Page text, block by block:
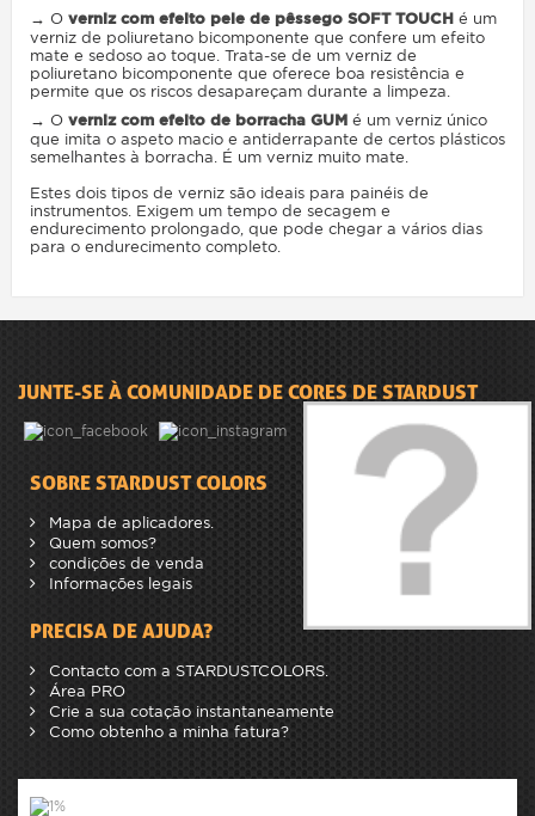
→ O verniz com efeito pele de pêssego SOFT TOUCH é um
verniz de poliuretano bicomponente que confere um efeito
mate e sedoso ao toque. Trata-se de um verniz de
poliuretano bicomponente que oferece boa resistência e
permite que os riscos desapareçam durante a limpeza.
→ O verniz com efeito de borracha GUM é um verniz único
que imita o aspeto macio e antiderrapante de certos plásticos
semelhantes à borracha. É um verniz muito mate.
Estes dois tipos de verniz são ideais para painéis de
instrumentos. Exigem um tempo de secagem e
endurecimento prolongado, que pode chegar a vários dias
para o endurecimento completo.
JUNTE-SE À COMUNIDADE DE CORES DE STARDUST
SOBRE STARDUST COLORS
Mapa de aplicadores.
Quem somos?
condições de venda
Informações legais
PRECISA DE AJUDA?
Contacto com a STARDUSTCOLORS.
Área PRO
Crie a sua cotação instantaneamente
Como obtenho a minha fatura?